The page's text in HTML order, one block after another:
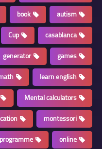
autism
book
casablanca
Cup
games
generator
learn english
Mental calculators
montessori
online
programme